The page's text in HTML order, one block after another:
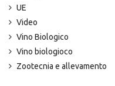
UE
Video
Vino Biologico
Vino biologioco
Zootecnia e allevamento